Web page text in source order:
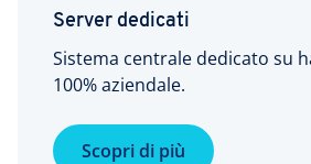
Server dedicati
Sistema centrale dedicato su
100% aziendale.
Scopri di più